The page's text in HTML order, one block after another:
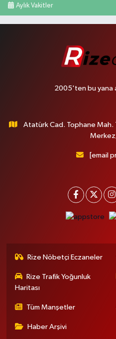
Aylık Vakitler
2005'ten bu yana
Atatürk Cad. Tophane Mah.
[email
Rize Nöbetçi Eczaneler
Rize Trafik Yoğunluk
Haritası
Tüm Manşetler
Haber Arşivi